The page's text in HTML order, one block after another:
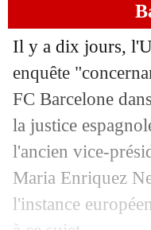
Il y a dix jours,
enquête
FC Barcelone
la justice
l'ancien vice-
Maria Enriquez
l'instance
03/04 Leicester:
03/04
03/04 Amiens:
03/04 Dijon:
03/04 Chelsea: